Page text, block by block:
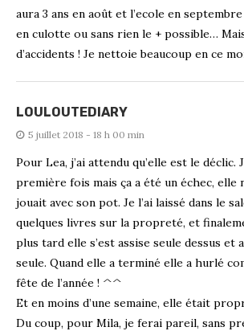
aura 3 ans en août et l’ecole en
en culotte ou sans rien le + possible…
d’accidents ! Je nettoie beaucoup en ce
LOULOUTEDIARY
5 juillet 2018 - 18 h 00 min
Pour Lea, j’ai attendu qu’elle est le déclic.
première fois mais ça a été un échec, elle
jouait avec son pot. Je l’ai laissé dans le
quelques livres sur la propreté, et
plus tard elle s’est assise seule dessus
seule. Quand elle a terminé elle a hurlé
fête de l’année ! ^^
Et en moins d’une semaine, elle était
Du coup, pour Mila, je ferai pareil, sans